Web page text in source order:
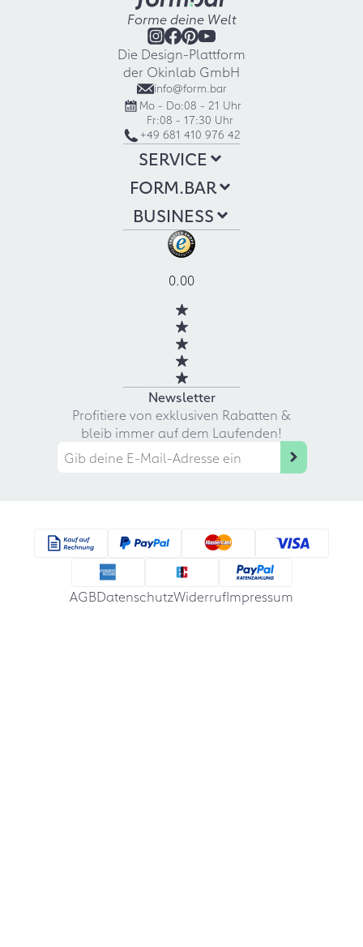
Forme deine Welt
Die Design-Plattform
der Okinlab GmbH
info@form.bar
Mo - Do:08 - 21 Uhr
Fr:08 - 17:30 Uhr
+49 681 410 976 42
SERVICE
FORM.BAR
BUSINESS
0.00
Newsletter
Profitiere von exklusiven Rabatten &
bleib immer auf dem Laufenden!
AGBDatenschutzWiderrufImpressum